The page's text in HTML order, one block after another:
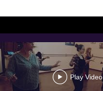
Play Video